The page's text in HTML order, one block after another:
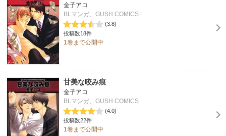
金子アコ
BLマンガ、GUSH COMICS
(3.8)
投稿数18件
1巻まで公開中
甘美な咬み痕
金子アコ
BLマンガ、GUSH COMICS
(4.0)
投稿数22件
1巻まで公開中